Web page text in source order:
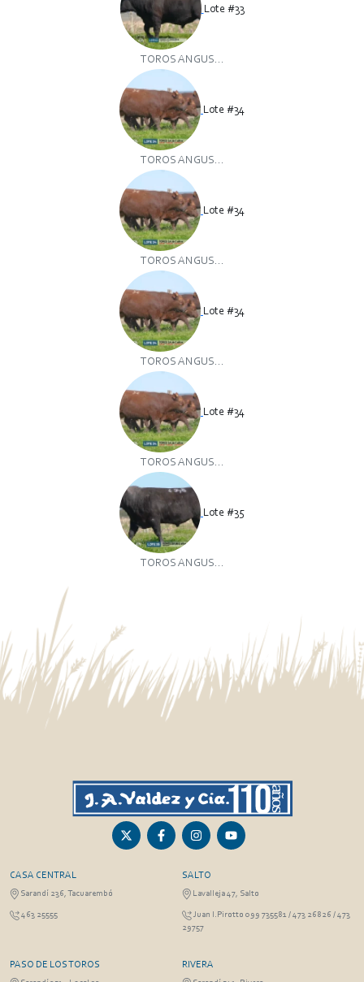
Lote #33
TOROS ANGUS...
Lote #34
TOROS ANGUS...
Lote #34
TOROS ANGUS...
Lote #34
TOROS ANGUS...
Lote #34
TOROS ANGUS...
Lote #35
TOROS ANGUS...
CASA CENTRAL
Sarandí 236, Tacuarembó
463 25555
SALTO
Lavalleja 47, Salto
Juan I.Pirotto 099 735581 / 473 26826 / 473
29757
PASO DE LOS TOROS RIVERA